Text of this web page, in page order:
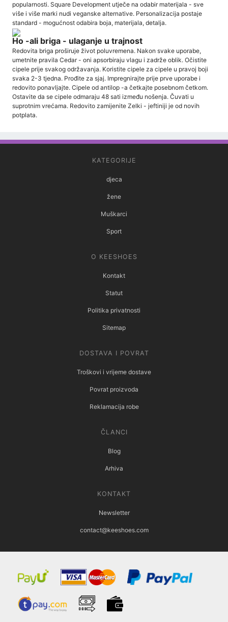
popularnosti. Square Development utječe na odabir materijala - sve
više i više marki nudi veganske alternative. Personalizacija postaje
standard - mogućnost odabira boja, materijala, detalja.
Ho -ali briga - ulaganje u trajnost
Redovita briga proširuje život poluvremena. Nakon svake uporabe,
umetnite pravila Cedar - oni apsorbiraju vlagu i zadrže oblik. Očistite
cipele prije svakog održavanja. Koristite cipele za cipele u pravoj boji
svaka 2-3 tjedna. Prođite za sjaj. Impregnirajte prije prve uporabe i
redovito ponavljajte. Cipele od antilop -a četkajte posebnom četkom.
Ostavite da se cipele odmaraju 48 sati između nošenja. Čuvati u
suprotnim vrećama. Redovito zamijenite Zelki - jeftiniji je od novih
potplata.
KATEGORIJE
djeca
žene
Muškarci
Sport
O KEESHOES
Kontakt
Statut
Politika privatnosti
Sitemap
DOSTAVA I POVRAT
Troškovi i vrijeme dostave
Povrat proizvoda
Reklamacija robe
ČLANCI
Blog
Arhiva
KONTAKT
Newsletter
contact@keeshoes.com